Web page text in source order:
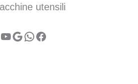
utensili
فيسبوك
واتساب
جوجل